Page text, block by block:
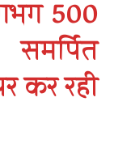
500
कर रही